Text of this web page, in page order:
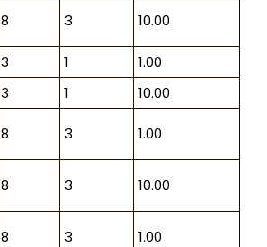
8 3 10.00
3 1
1.00
3 1 10.00
8 3 1.00
8 3 10.00
8 3 1.00